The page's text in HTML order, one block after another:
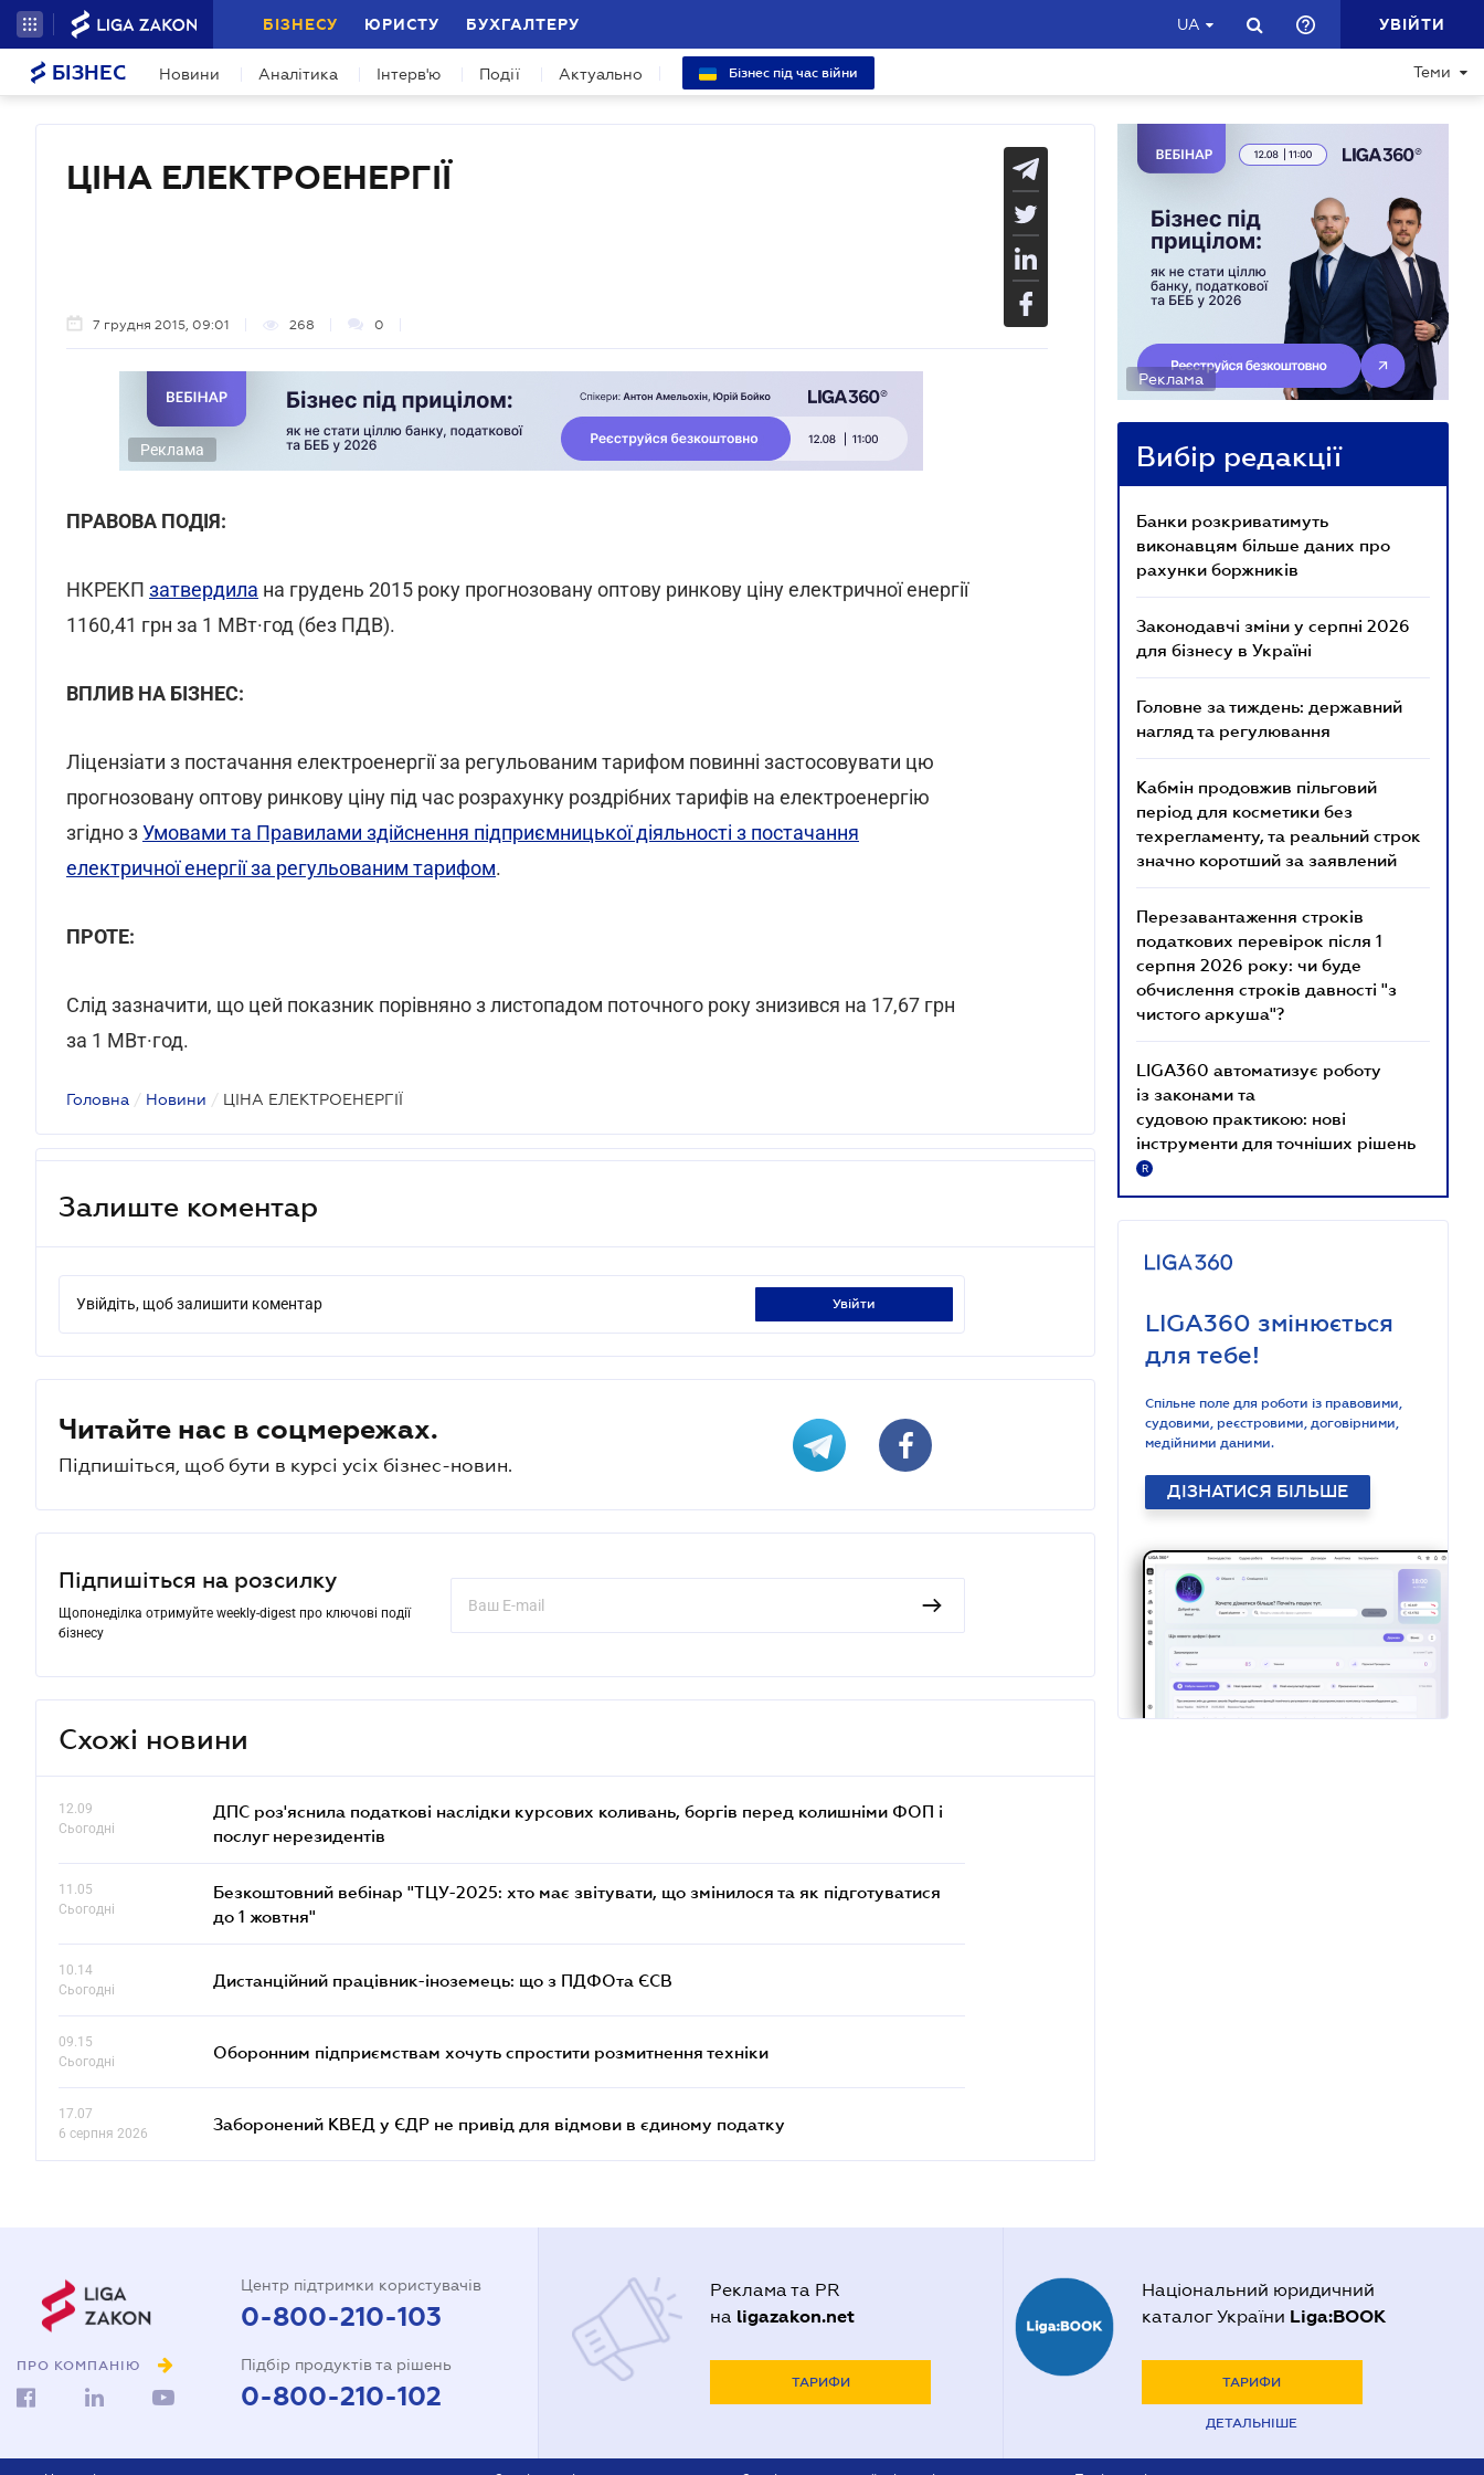
БІЗНЕСУ ЮРИСТУ БУХГАЛТЕРУ UA УВІЙТИ
БІЗНЕС Новини Аналітика Інтерв'ю Події Актуально Бізнес під час війни Теми
ЦІНА ЕЛЕКТРОЕНЕРГІЇ
7 грудня 2015, 09:01 268 0
Реклама
ПРАВОВА ПОДІЯ:
НКРЕКП затвердила на грудень 2015 року прогнозовану оптову ринкову ціну електричної енергії
1160,41 грн за 1 МВт·год (без ПДВ).
ВПЛИВ НА БІЗНЕС:
Ліцензіати з постачання електроенергії за регульованим тарифом повинні застосовувати цю
прогнозовану оптову ринкову ціну під час розрахунку роздрібних тарифів на електроенергію
згідно зУмовами та Правилами здійснення підприємницької діяльності з постачання
електричної енергії за регульованим тарифом.
ПРОТЕ:
Слід зазначити, що цей показник порівняно з листопадом поточного року знизився на 17,67 грн
за 1 МВт·год.
Головна / Новини / ЦІНА ЕЛЕКТРОЕНЕРГІЇ
Залиште коментар
Увійдіть, щоб залишити коментар увійти
Читайте нас в соцмережах.
Підпишіться, щоб бути в курсі усіх бізнес-новин.
Підпишіться на розсилку
Щопонеділка отримуйте weekly-digest про ключові події
бізнесу
Схожі новини
12.09
Сьогодні
ДПС роз'яснила податкові наслідки курсових коливань, боргів перед колишніми ФОП і
послуг нерезидентів
11.05
Сьогодні
Безкоштовний вебінар "ТЦУ-2025: хто має звітувати, що змінилося та як підготуватися
до 1 жовтня"
10.14
Сьогодні
Дистанційний працівник-іноземець: що з ПДФОта ЄСВ
09.15
Сьогодні
Оборонним підприємствам хочуть спростити розмитнення техніки
17.07
6 серпня 2026
Заборонений КВЕД у ЄДР не привід для відмови в єдиному податку
Реклама
Вибір редакції
Банки розкриватимуть
виконавцям більше даних про
рахунки боржників
Законодавчі зміни у серпні 2026
для бізнесу в Україні
Головне за тиждень: державний
нагляд та регулювання
Кабмін продовжив пільговий
період для косметики без
техрегламенту, та реальний строк
значно коротший за заявлений
Перезавантаження строків
податкових перевірок після 1
серпня 2026 року: чи буде
обчислення строків давності "з
чистого аркуша"?
LIGA360 автоматизує роботу
із законами та
судовою практикою: нові
інструменти для точніших рішень
R
LIGA360 змінюється
для тебе!
Спільне поле для роботи із правовими,
судовими, реєстровими, договірними,
медійними даними.
ДІЗНАТИСЯ БІЛЬШЕ
ПРО КОМПАНІЮ
Центр підтримки користувачів
0-800-210-103
Підбір продуктів та рішень
0-800-210-102
Реклама та PR
на ligazakon.net
ТАРИФИ
Національний юридичний
каталог України Liga:BOOK
ТАРИФИ
ДЕТАЛЬНІШЕ